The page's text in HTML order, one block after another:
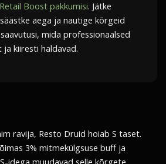
Boost pakkumisi. Jätke
aega ja nautige kõrgeid
mida professionaalsed
kiiresti haldavad.
ravija, Resto Druid hoiab S taset.
3% mitmekülgsuse buff ja